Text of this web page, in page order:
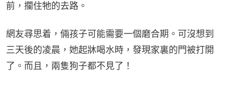
前，攔住牠的去路。
網友尋思着，倆孩子可能需要一個磨合期。可沒想到
三天後的凌晨，她起牀喝水時，發現家裏的門被打開
了。而且，兩隻狗子都不見了！